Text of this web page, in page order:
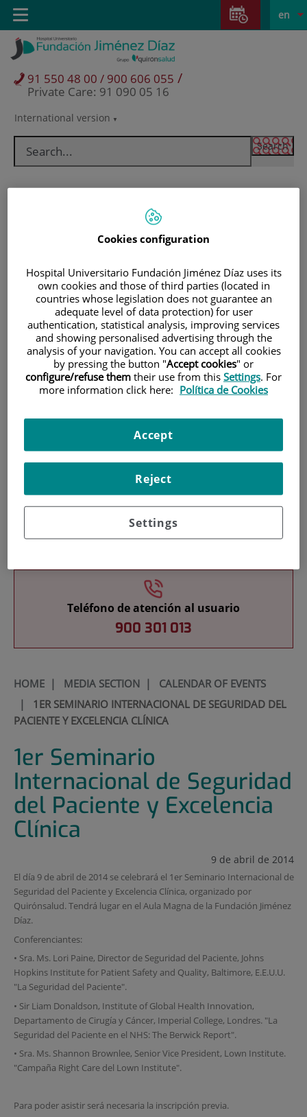
Jump to content
Jump
content
Language
selector
Active
en
International version
91 550 48 00 / 900 606 055 /
Private Care: 91 090 05 16
Toggle
navigation
Patients and visitors
Research
Teaching
Teléfono de atención al usuario
900 301 013
HOME| MEDIA SECTION| CALENDAR OF EVENTS
| 1ER SEMINARIO INTERNACIONAL DE SEGURIDAD DEL
PACIENTE Y EXCELENCIA CLÍNICA
1er Seminario
Internacional de Seguridad
del Paciente y Excelencia
Clínica
9 de abril de 2014
El día 9 de abril de 2014 se celebrará el 1er Seminario Internacional de
Seguridad del Paciente y Excelencia Clínica, organizado por
Quirónsalud. Tendrá lugar en el Aula Magna de la Fundación Jiménez
Díaz.
Conferenciantes:
• Sra. Ms. Lori Paine, Director de Seguridad del Paciente, Johns
Hopkins Institute for Patient Safety and Quality, Baltimore, E.E.U.U.
"La Seguridad del Paciente".
• Sir Liam Donaldson, Institute of Global Health Innovation,
Departamento de Cirugía y Cáncer, Imperial College, Londres. "La
Seguridad del Paciente en el NHS: The Berwick Report".
• Sra. Ms. Shannon Brownlee, Senior Vice President, Lown Institute.
"Campaña Right Care del Lown Institute".
Para poder asistir será necesaria la inscripción previa.
Cookies configuration
Hospital Universitario Fundación Jiménez Díaz uses its
own cookies and those of third parties (located in
countries whose legislation does not guarantee an
adequate level of data protection) for user
authentication, statistical analysis, improving services
and showing personalised advertising through the
analysis of your navigation. You can accept all cookies
by pressing the button "Accept cookies" or
configure/refuse them their use from this Settings. For
more information click here: Política de Cookies
Settings
Reject
Accept